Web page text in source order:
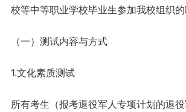
校等中等职业学校毕业生参加我校组织的
（一）测试内容与方式
1.文化素质测试
所有考生（报考退役军人专项计划的退